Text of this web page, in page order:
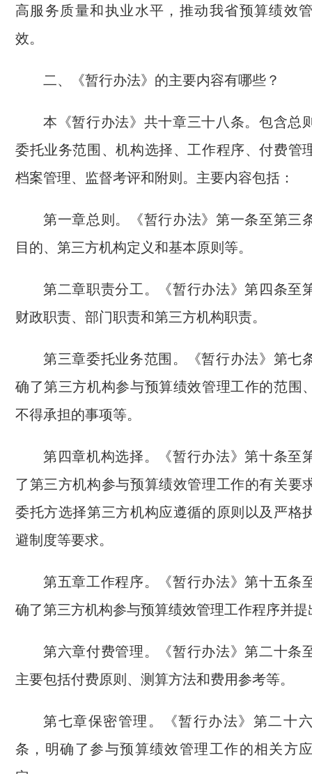
高服务质量和执业水平，推动我省预算绩效
效。
二、《暂行办法》的主要内容有哪些？
本《暂行办法》共十章三十八条。包含总
委托业务范围、机构选择、工作程序、付费管
档案管理、监督考评和附则。主要内容包括：
第一章总则。《暂行办法》第一条至第三
目的、第三方机构定义和基本原则等。
第二章职责分工。《暂行办法》第四条至
财政职责、部门职责和第三方机构职责。
第三章委托业务范围。《暂行办法》第七
确了第三方机构参与预算绩效管理工作的范围
不得承担的事项等。
第四章机构选择。《暂行办法》第十条至
了第三方机构参与预算绩效管理工作的有关要
委托方选择第三方机构应遵循的原则以及严格
避制度等要求。
第五章工作程序。《暂行办法》第十五条
确了第三方机构参与预算绩效管理工作程序并
第六章付费管理。《暂行办法》第二十条
主要包括付费原则、测算方法和费用参考等。
第七章保密管理。《暂行办法》第二十
条，明确了参与预算绩效管理工作的相关方